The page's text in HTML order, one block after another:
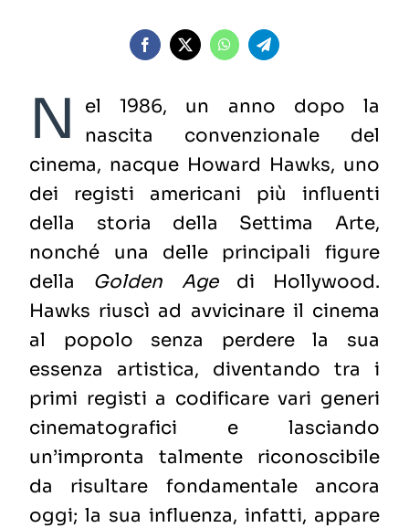
N
el 1986, un anno dopo la
nascita convenzionale del
cinema, nacque Howard Hawks, uno
dei registi americani più influenti
della storia della Settima Arte,
nonché una delle principali figure
della Golden Agedi Hollywood.
Hawks riuscì ad avvicinare il cinema
al popolo senza perdere la sua
essenza artistica, diventando tra i
primi registi a codificare vari generi
cinematografici e lasciando
un’impronta talmente riconoscibile
da risultare fondamentale ancora
oggi; la sua influenza, infatti, appare